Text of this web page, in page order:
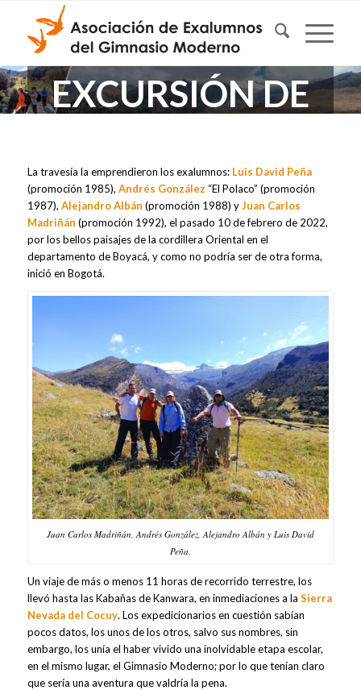
EXCURSIÓN DE
Nevado del Cocuy
La travesía la emprendieron los exalumnos: Luis David Peña
(promoción 1985), Andrés González “El Polaco” (promoción
1987), Alejandro Albán (promoción 1988) yJuan Carlos
Madriñán (promoción 1992), el pasado 10 de febrero de 2022,
por los bellos paisajes de la cordillera Oriental en el
departamento de Boyacá, y como no podría ser de otra forma,
inició en Bogotá.
Juan Carlos Madriñán, Andrés González, Alejandro Albán y Luis David
Peña.
Un viaje de más o menos 11 horas de recorrido terrestre, los
llevó hasta las Kabañas de Kanwara, en inmediaciones a la Sierra
Nevada del Cocuy. Los expedicionarios en cuestión sabían
pocos datos, los unos de los otros, salvo sus nombres, sin
embargo, los unía el haber vivido una inolvidable etapa escolar,
en el mismo lugar, el Gimnasio Moderno; por lo que tenían claro
que sería una aventura que valdría la pena.